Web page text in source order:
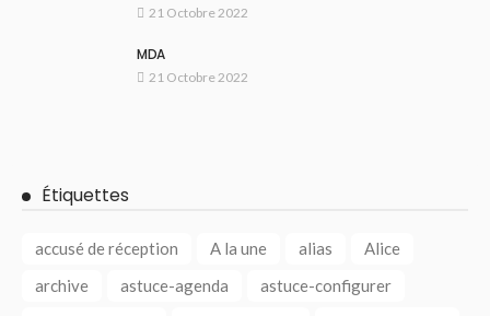
21 Octobre 2022
MDA
21 Octobre 2022
Étiquettes
accusé de réception A la une alias
Alice
archive
astuce-agenda
astuce-configurer